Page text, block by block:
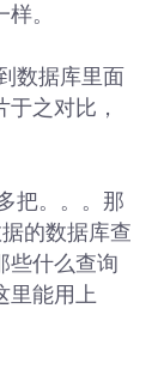
。
数据库里面
之对比，
把。。。那
的数据库查
些什么查询
里能用上